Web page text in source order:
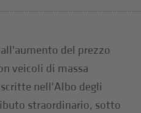
del prezzo
veicoli di massa
nell'Albo degli
straordinario, sotto